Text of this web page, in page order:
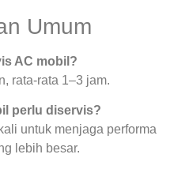
Umum
AC mobil?
rata-rata 1–3 jam.
perlu diservis?
untuk menjaga performa
lebih besar.